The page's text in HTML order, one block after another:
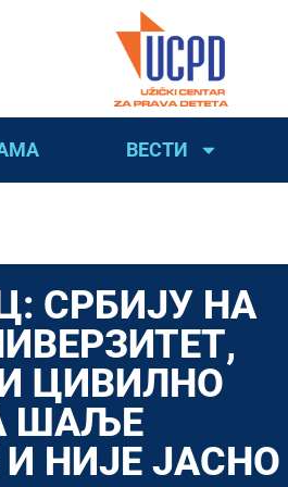
ВЕСТИ
СРБИЈУ НА
ЦИВИЛНО
ШАЉЕ
НИЈЕ ЈАСНО